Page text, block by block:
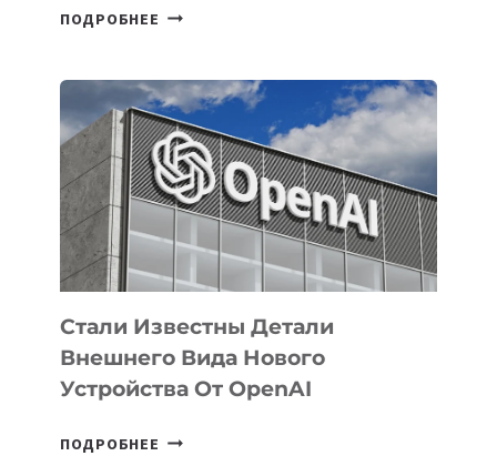
ПОДРОБНЕЕ В
ПРИОРИТЕТНЫЕ
ЗАДАЧИ
ПО
РАЗВИТИЮ
ЭКОСИСТЕМЫ
ИСКУССТВЕННОГО
ИНТЕЛЛЕКТА
Стали Известны Детали
Внешнего Вида Нового
Устройства От OpenAI
ПОДРОБНЕЕ СТАЛИ